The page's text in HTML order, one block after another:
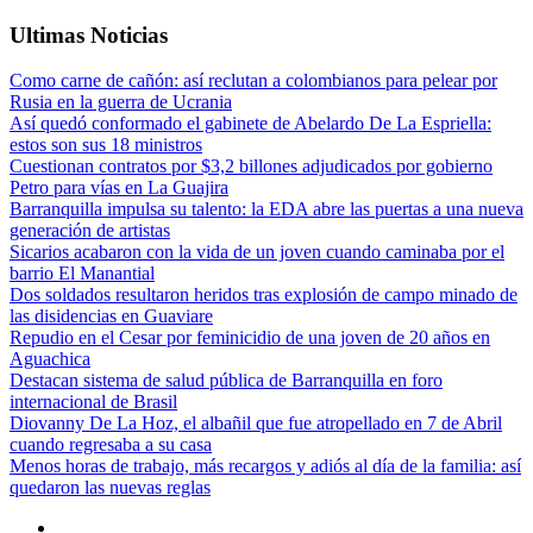
Ultimas Noticias
Como carne de cañón: así reclutan a colombianos para pelear por
Rusia en la guerra de Ucrania
Así quedó conformado el gabinete de Abelardo De La Espriella:
estos son sus 18 ministros
Cuestionan contratos por $3,2 billones adjudicados por gobierno
Petro para vías en La Guajira
Barranquilla impulsa su talento: la EDA abre las puertas a una nueva
generación de artistas
Sicarios acabaron con la vida de un joven cuando caminaba por el
barrio El Manantial
Dos soldados resultaron heridos tras explosión de campo minado de
las disidencias en Guaviare
Repudio en el Cesar por feminicidio de una joven de 20 años en
Aguachica
Destacan sistema de salud pública de Barranquilla en foro
internacional de Brasil
Diovanny De La Hoz, el albañil que fue atropellado en 7 de Abril
cuando regresaba a su casa
Menos horas de trabajo, más recargos y adiós al día de la familia: así
quedaron las nuevas reglas